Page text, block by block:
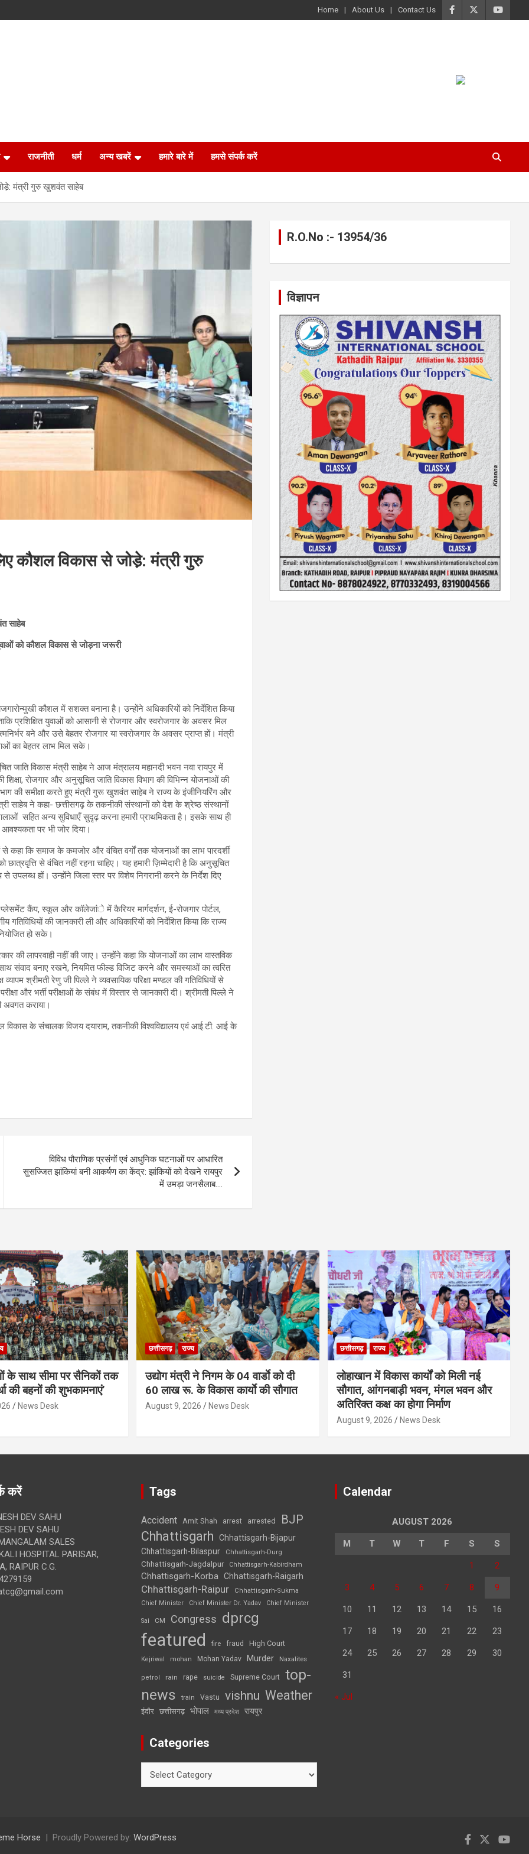
Home About Us Contact Us
राजनीती धर्म अन्य खबरें हमारे बारे में हमसे संपर्क करें
मंत्री गुरु खुशवंत साहेब
कौशल विकास से जोडे़: मंत्री गुरु
साहेब
को कौशल विकास से जोड़ना जरूरी
कौशल में सशक्त बनाना है। उन्होंने अधिकारियों को निर्देशित किया
प्रशिक्षित युवाओं को आसानी से रोजगार और स्वरोजगार के अवसर मिल
बने और उसे बेहतर रोजगार या स्वरोजगार के अवसर प्राप्त हों। मंत्री
का बेहतर लाभ मिल सके।
जाति विकास मंत्री साहेब ने आज मंत्रालय महानदी भवन नवा रायपुर में
रोजगार और अनुसूचित जाति विकास विभाग की विभिन्न योजनाओं की
की समीक्षा करते हुए मंत्री गुरू खुशवंत साहेब ने राज्य के इंजीनियरिंग और
साहेब ने कहा- छत्तीसगढ़ के तकनीकी संस्थानों को देश के श्रेष्ठ संस्थानों
सहित अन्य सुविधाएँ सुदृढ़ करना हमारी प्राथमिकता है। इसके साथ ही
पर भी जोर दिया।
से कहा कि समाज के कमजोर और वंचित वर्गों तक योजनाओं का लाभ पारदर्शी
से वंचित नहीं रहना चाहिए। यह हमारी ज़िम्मेदारी है कि अनुसूचित
से उपलब्ध हों। उन्होंने जिला स्तर पर विशेष निगरानी करने के निर्देश दिए
कैंप, स्कूल और कॉलेजांे में कैरियर मार्गदर्शन, ई-रोजगार पोर्टल,
गतिविधियों की जानकारी ली और अधिकारियों को निर्देशित किया कि राज्य
हो सके।
की लापरवाही नहीं की जाए। उन्होंने कहा कि योजनाओं का लाभ वास्तविक
संवाद बनाए रखने, नियमित फील्ड विजिट करने और समस्याओं का त्वरित
श्रीमती रेणु जी पिल्ले ने व्यवसायिक परिक्षा मण्डल की गतिविधियों से
और भर्ती परीक्षाओं के संबंध में विस्तार से जानकारी दी। श्रीमती पिल्ले ने
अवगत कराया।
के संचालक विजय दयाराम, तकनीकी विश्वविद्यालय एवं आई.टी. आई के
विविध पौराणिक प्रसंगों एवं आधुनिक घटनाओं पर आधारित
सुसज्जित झांकियां बनी आकर्षण का केंद्र: झांकियों को देखने रायपुर
में उमड़ा जनसैलाब….
R.O.No :- 13954/36
विज्ञापन
के साथ सीमा पर सैनिकों तक
की बहनों की शुभकामनाएं’
News Desk
छत्तीसगढ़ राज्य
उद्योग मंत्री ने निगम के 04 वार्डाे को दी
60 लाख रू. के विकास कार्याे की सौगात
August 9, 2026 News Desk
छत्तीसगढ़ राज्य
लोहाखान में विकास कार्यों को मिली नई
सौगात, आंगनबाड़ी भवन, मंगल भवन और
अतिरिक्त कक्ष का होगा निर्माण
August 9, 2026 News Desk
करें
DEV SAHU
DEV SAHU
SALES
HOSPITAL PARISAR,
RAIPUR C.G.
Tags
Accident Amit Shah arrest arrested BJP
Chhattisgarh
Chhattisgarh-Bijapur
Chhattisgarh-Bilaspur
Chhattisgarh-Durg
Chhattisgarh-Jagdalpur Chhattisgarh-Kabirdham
Chhattisgarh-Korba Chhattisgarh-Raigarh
Chhattisgarh-Raipur
Chhattisgarh-Sukma
Chief Minister
Chief Minister Dr. Yadav Chief Minister
Sai CM Congress dprcg
featured fire fraud High Court
Kejriwal mohan Mohan Yadav Murder Naxalites
petrol rain rape suicide Supreme Court top-
news
train Vastu vishnu Weather
इंदौर छत्तीसगढ़ भोपाल मध्य प्रदेश रायपुर
Categories
Calendar
AUGUST 2026
M T W T F S S
1 2
3 4 5 6 7 8 9
10 11 12 13 14 15 16
17 18 19 20 21 22 23
24 25 26 27 28 29 30
31
« Jul
Horse Proudly Powered by: WordPress